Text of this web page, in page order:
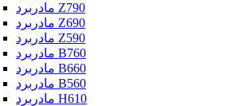
مادربرد Z790
مادربرد Z690
مادربرد Z590
مادربرد B760
مادربرد B660
مادربرد B560
مادربرد H610